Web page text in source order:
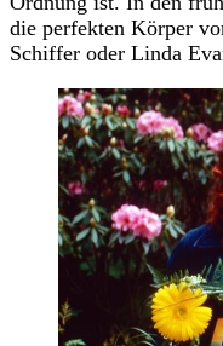
die perfekten Körper
Schiffer oder Linda